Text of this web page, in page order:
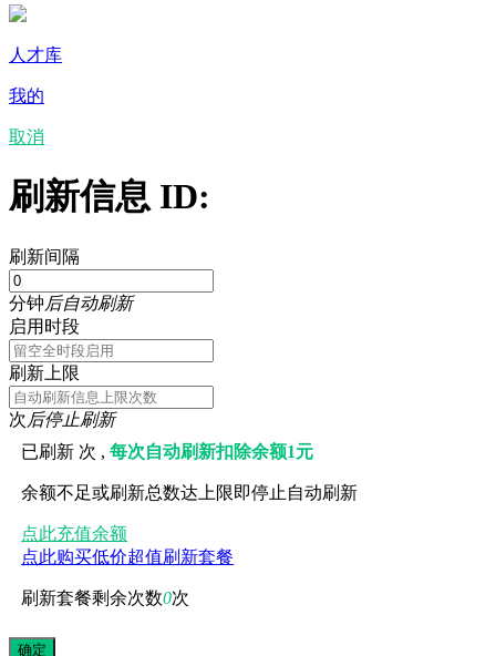
人才库
我的
取消
刷新信息 ID:
刷新间隔
分钟后自动刷新
启用时段
刷新上限
次后停止刷新
已刷新 次 ,每次自动刷新扣除余额1元
余额不足或刷新总数达上限即停止自动刷新
点此充值余额
点此购买低价超值刷新套餐
刷新套餐剩余次数0次